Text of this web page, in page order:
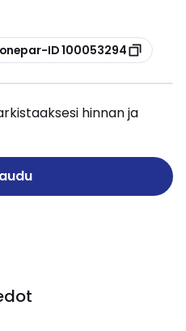
ID 100053294
hinnan ja